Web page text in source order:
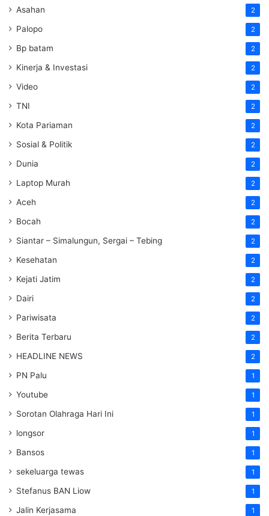
Asahan 2
Palopo 2
Bp batam 2
Kinerja & Investasi 2
Video 2
TNI 2
Kota Pariaman 2
Sosial & Politik 2
Dunia 2
Laptop Murah 2
Aceh 2
Bocah 2
Siantar – Simalungun, Sergai – Tebing 2
Kesehatan 2
Kejati Jatim 2
Dairi 2
Pariwisata 2
Berita Terbaru 2
HEADLINE NEWS 2
PN Palu 1
Youtube 1
Sorotan Olahraga Hari Ini 1
longsor 1
Bansos 1
sekeluarga tewas 1
Stefanus BAN Liow 1
Jalin Kerjasama 1